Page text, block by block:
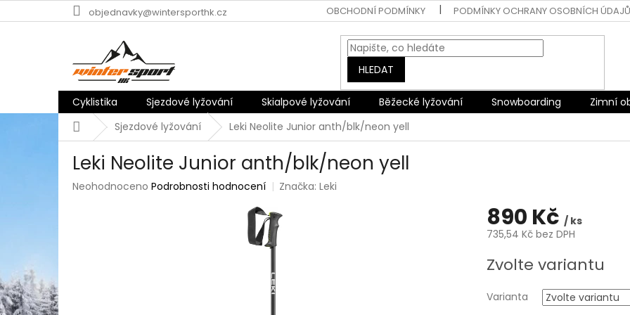
na
objednavky@wintersporthk.cz OBCHODNÍ PODMÍNKY PODMÍNKY OCHRANY OSOBNÍCH ÚDAJŮ
HLEDAT
Cyklistika Sjezdové lyžování Skialpové lyžování Běžecké lyžování Snowboarding Zimní
DomůSjezdové lyžování Leki Neolite Junior anth/blk/neon yell
Leki Neolite Junior anth/blk/neon yell
Průměrné
Neohodnoceno Podrobnosti hodnocení Značka:Leki
890 Kč / ks
735,54 Kč bez DPH
cena:
Zvolte variantu
Varianta